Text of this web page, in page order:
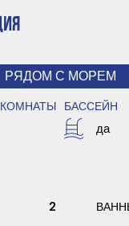
РЯДОМ С МОРЕМ
БАССЕЙН
да
2